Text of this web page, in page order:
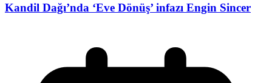
Kandil Dağı’nda ‘Eve Dönüş’ infazı Engin Sincer